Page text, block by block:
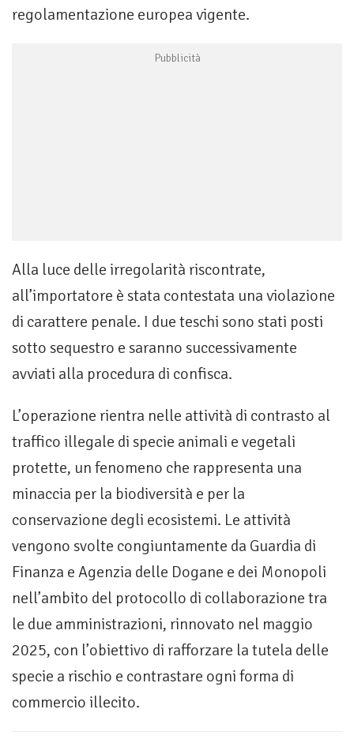
regolamentazione europea vigente.
Alla luce delle irregolarità riscontrate,
all’importatore è stata contestata una violazione
di carattere penale. I due teschi sono stati posti
sotto sequestro e saranno successivamente
avviati alla procedura di confisca.
L’operazione rientra nelle attività di contrasto al
traffico illegale di specie animali e vegetali
protette, un fenomeno che rappresenta una
minaccia per la biodiversità e per la
conservazione degli ecosistemi. Le attività
vengono svolte congiuntamente da Guardia di
Finanza e Agenzia delle Dogane e dei Monopoli
nell’ambito del protocollo di collaborazione tra
le due amministrazioni, rinnovato nel maggio
2025, con l’obiettivo di rafforzare la tutela delle
specie a rischio e contrastare ogni forma di
commercio illecito.